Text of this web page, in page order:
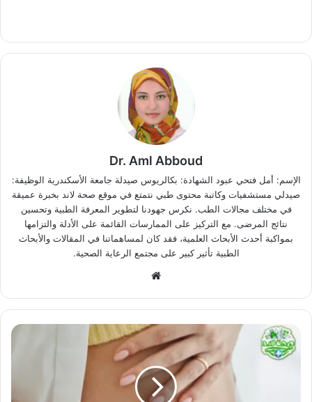
Dr. Aml Abboud
الإسم: أمل فتحي عبود الشهادة: بكالريوس صيدلة جامعة الأسكندرية الوظيفة:
صيدلي مستشفيات وكاتبة محتوى طبي نتمتع في موقع صحة لاند بخبرة عميقة
في مختلف مجالات الطب. نكرس جهودنا لتطوير المعرفة الطبية وتحسين
نتائج المرضى. مع التركيز على الممارسات القائمة على الأدلة والتزامها
بمواكبة أحدث الأبحاث العلمية، فقد كان لمساهماتنا في المقالات والأبحاث
الطبية تأثير كبير على مجتمع الرعاية الصحية.